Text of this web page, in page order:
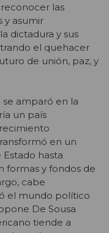
las
y asumir
dictadura y sus
el quehacer
de unión, paz, y
amparó en la
un país
en un
hasta
formas y fondos de
cabe
el mundo político
De Sousa
tiende a